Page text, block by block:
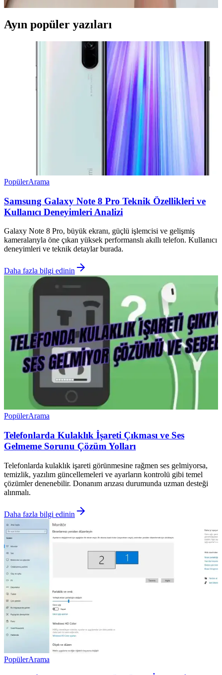
Ayın popüler yazıları
PopülerArama
Samsung Galaxy Note 8 Pro Teknik Özellikleri ve
Kullanıcı Deneyimleri Analizi
Galaxy Note 8 Pro, büyük ekranı, güçlü işlemcisi ve gelişmiş
kameralarıyla öne çıkan yüksek performanslı akıllı telefon. Kullanıcı
deneyimleri ve teknik detaylar burada.
Daha fazla bilgi edinin
PopülerArama
Telefonlarda Kulaklık İşareti Çıkması ve Ses
Gelmeme Sorunu Çözüm Yolları
Telefonlarda kulaklık işareti görünmesine rağmen ses gelmiyorsa,
temizlik, yazılım güncellemeleri ve ayarların kontrolü gibi temel
çözümler denenebilir. Donanım arızası durumunda uzman desteği
alınmalı.
Daha fazla bilgi edinin
PopülerArama